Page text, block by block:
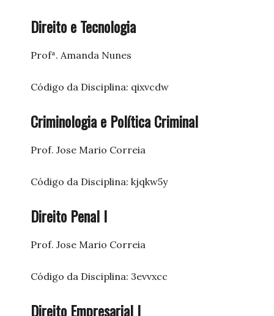
Direito e Tecnologia
Profª. Amanda Nunes
Código da Disciplina: qixvcdw
Criminologia e Política Criminal
Prof. Jose Mario Correia
Código da Disciplina: kjqkw5y
Direito Penal I
Prof. Jose Mario Correia
Código da Disciplina: 3evvxcc
Direito Empresarial I